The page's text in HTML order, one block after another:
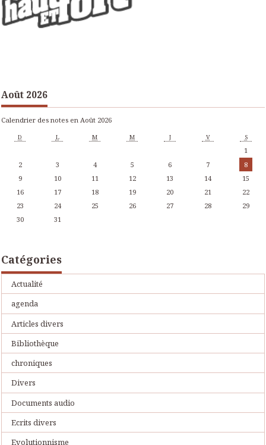
Août 2026
Calendrier des notes en Août 2026
D L M M J V S
1
2
3 4 5 6 7
8
9
10 11 12 13 14
15
16
17 18 19 20 21
22
23
24 25 26 27 28
29
30
31
Catégories
Actualité
agenda
Articles divers
Bibliothèque
chroniques
Divers
Documents audio
Ecrits divers
Evolutionnisme